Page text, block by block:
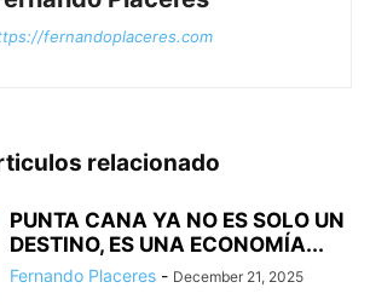
fernandoplaceres.com
relacionado
PUNTA CANA YA NO ES SOLO UN
DESTINO, ES UNA ECONOMÍA...
Fernando Placeres - December 21, 2025